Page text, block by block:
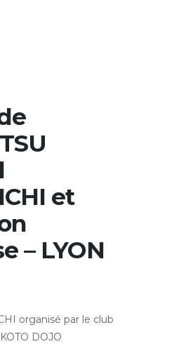
et
– LYON
organisé par le club
DOJO